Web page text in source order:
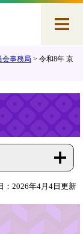
会事務局 > 令和8年 京
：2026年4月4日更新